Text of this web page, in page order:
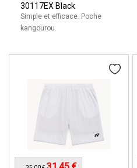
30117EX Black
Simple et efficace. Poche
kangourou.